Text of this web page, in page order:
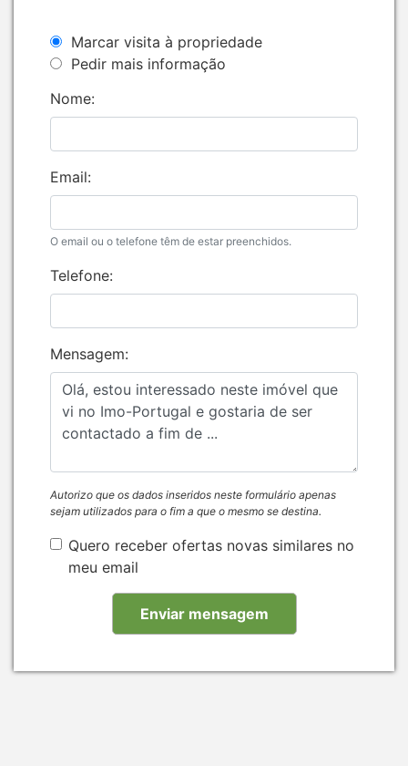
Marcar visita à propriedade
Pedir mais informação
Nome:
Email:
O email ou o telefone têm de estar preenchidos.
Telefone:
Mensagem:
Autorizo que os dados inseridos neste formulário apenas
sejam utilizados para o fim a que o mesmo se destina.
Quero receber ofertas novas similares no
meu email